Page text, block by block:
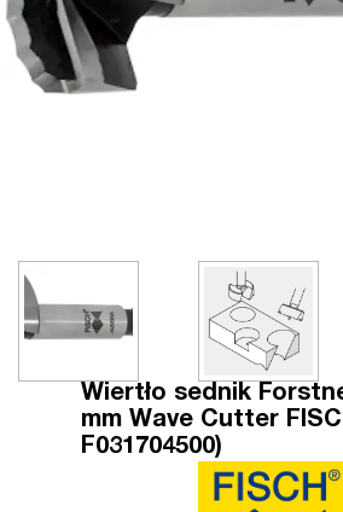
Wiertło sednik
mm Wave Cutter
F031704500)